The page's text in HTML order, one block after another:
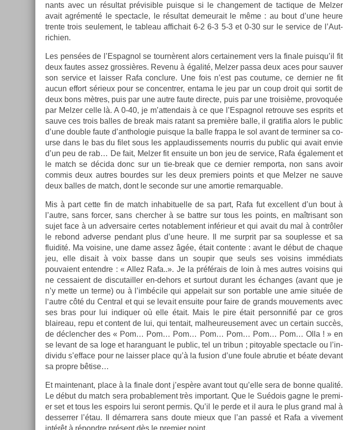
nants avec un résul­tat prévisib­le puis­que si le chan­ge­ment de tac­tique de Melz­er
avait agrémenté le spec­tacle, le résul­tat de­meurait le même : au bout d’une heure
tren­te trois seule­ment, le tab­leau af­fichait 6-2 6-3 5-3 et 0-30 sur le ser­vice de l’Aut­
richi­en.
Les pensées de l’Es­pagnol se tournèrent alors cer­taine­ment vers la fin­ale puis­qu’il fit
deux fautes assez gros­sières. Re­venu à égalité, Melz­er passa deux aces pour sauv­er
son ser­vice et laiss­er Rafa con­clure. Une fois n’est pas co­utume, ce de­rni­er ne fit
aucun ef­fort sérieux pour se con­centr­er, en­tama le jeu par un coup droit qui sor­tit de
deux bons mètres, puis par une autre faute di­rec­te, puis par une troisiè­me, pro­voquée
par Melz­er celle là. A 0-40, je m’at­tendais à ce que l’Es­pagnol retro­uve ses esprits et
sauve ces trois bal­les de break mais ratant sa première balle, il gratifia alors le pub­lic
d’une doub­le faute d’anthologie puis­que la balle frap­pa le sol avant de ter­min­er sa co­
ur­se dans le bas du filet sous les applaudis­se­ments nour­ris du pub­lic qui avait envie
d’un peu de rab… De fait, Melz­er fit en­suite un bon jeu de ser­vice, Rafa égale­ment et
le match se décida donc sur un tie-break que ce de­rni­er re­mpor­ta, non sans avoir
com­mis deux aut­res bour­des sur les deux pre­mi­ers points et que Melz­er ne sauve
deux bal­les de match, dont le secon­de sur une amor­tie re­mar­qu­able.
Mis à part cette fin de match in­habituel­le de sa part, Rafa fut ex­cel­lent d’un bout à
l’autre, sans forc­er, sans cherch­er à se battre sur tous les points, en maîtrisant son
sujet face à un ad­versaire cer­tes notab­le­ment inférieur et qui avait du mal à contrôler
le re­bond ad­verse pen­dant plus d’une heure. Il me sur­prit par sa soup­lesse et sa
fluidité. Ma voisine, une dame assez âgée, était con­ten­te : avant le début de chaque
jeu, elle dis­ait à voix basse dans un soupir que seuls ses voisins immédiats
pouvaient en­tendre : « Allez Rafa..». Je la préférais de loin à mes aut­res voisins qui
ne ces­saient de dis­cutaill­er en-dehors et sur­tout durant les échan­ges (avant que je
n’y mette un terme) ou à l’imbécile qui ap­pelait sur son port­able une amie située de
l‘autre côté du Centr­al et qui se levait en­suite pour faire de grands mouve­ments avec
ses bras pour lui in­diqu­er où elle était. Mais le pire était per­son­nifié par ce gros
blaireau, repu et con­tent de lui, qui ten­tait, mal­heureuse­ment avec un cer­tain succès,
de déclench­er des « Pom… Pom… Pom… Pom… Pom… Pom… Pom… Olla ! » en
se levant de sa loge et haran­guant le pub­lic, tel un tri­bun ; pitoy­able spec­tacle ou l’in­
dividu s’ef­face pour ne laiss­er place qu’à la fus­ion d’une foule ab­rutie et béate de­vant
sa pro­pre bêtise…
Et main­tenant, place à la fin­ale dont j’espère avant tout qu’elle sera de bonne qualité.
Le début du match sera pro­bab­le­ment très im­por­tant. Que le Suédois gagne le pre­mi­
er set et tous les es­poirs lui seront per­mis. Qu’il le perde et il aura le plus grand mal à
de­sserr­er l’étau. Il démar­rera sans doute mieux que l’an passé et Rafa a vive­ment
intérêt à répondre présent dès le pre­mi­er point.